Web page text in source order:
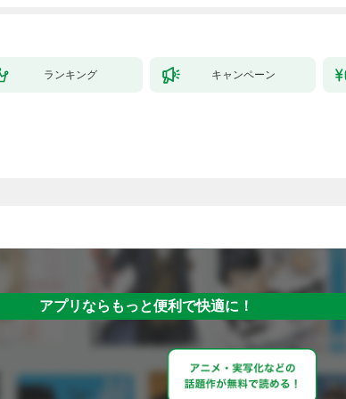
ランキング キャンペーン
アプリならもっと便利で快適に！